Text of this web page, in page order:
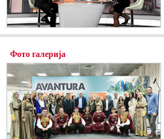
Фото галерија